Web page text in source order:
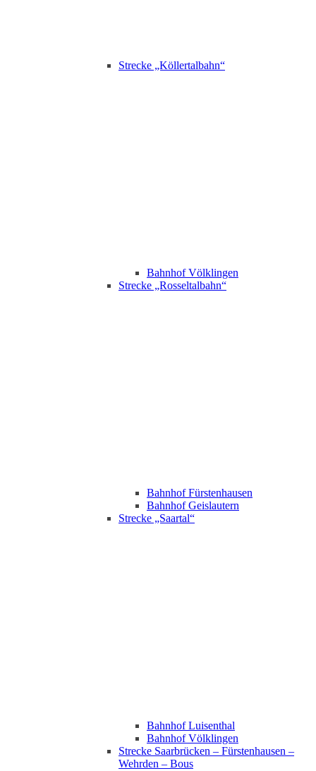
Strecke „Köllertalbahn“
Bahnhof Völklingen
Strecke „Rosseltalbahn“
Bahnhof Fürstenhausen
Bahnhof Geislautern
Strecke „Saartal“
Bahnhof Luisenthal
Bahnhof Völklingen
Strecke Saarbrücken – Fürstenhausen –
Wehrden – Bous